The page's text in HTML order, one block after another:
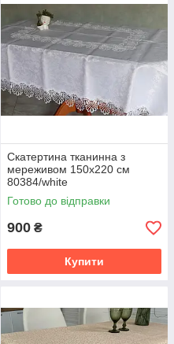
Скатертина тканинна з
мереживом 150x220 см
80384/white
Готово до відправки
900 ₴
Купити